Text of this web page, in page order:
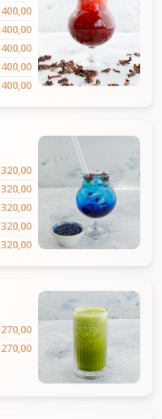
400,00
400,00
400,00
400,00
400,00
320,00
320,00
320,00
320,00
320,00
270,00
270,00